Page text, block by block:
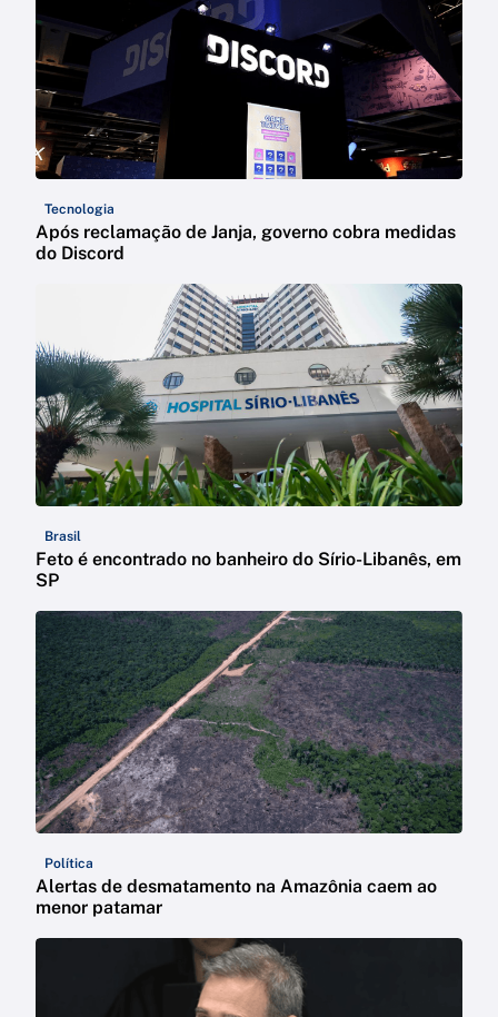
Tecnologia
Após reclamação de Janja, governo cobra medidas
do Discord
Brasil
Feto é encontrado no banheiro do Sírio-Libanês, em
SP
Política
Alertas de desmatamento na Amazônia caem ao
menor patamar